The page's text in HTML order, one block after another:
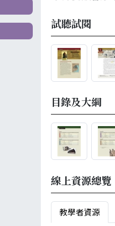
試聽試閱
目錄及大綱
線上資源總覽
教學者資源